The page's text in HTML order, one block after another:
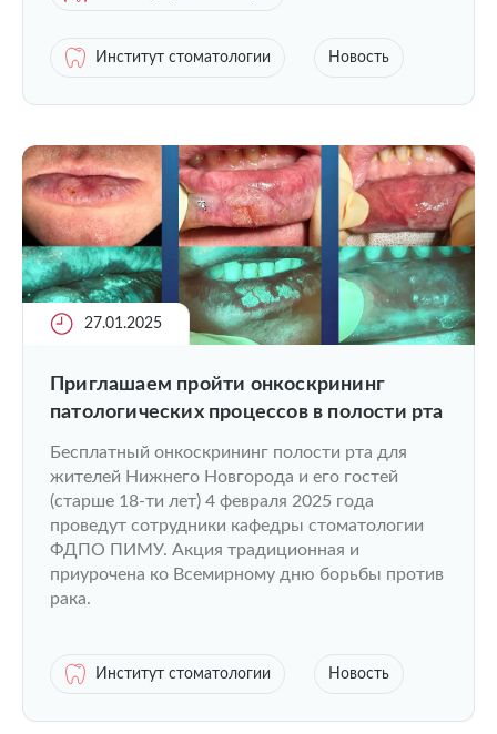
Институт стоматологии Новость
27.01.2025
Приглашаем пройти онкоскрининг
патологических процессов в полости рта
Бесплатный онкоскрининг полости рта для
жителей Нижнего Новгорода и его гостей
(старше 18-ти лет) 4 февраля 2025 года
проведут сотрудники кафедры стоматологии
ФДПО ПИМУ. Акция традиционная и
приурочена ко Всемирному дню борьбы против
рака.
Институт стоматологии Новость